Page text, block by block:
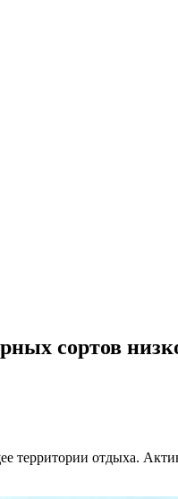
сортов
территории отдыха.